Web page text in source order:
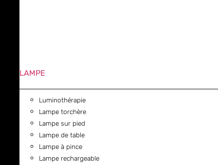
LAMPE
Luminothérapie
Lampe torchère
Lampe sur pied
Lampe de table
Lampe à pince
Lampe rechargeable